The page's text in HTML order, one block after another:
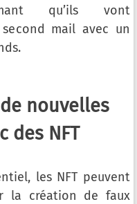
qu’ils vont
mail avec un
nouvelles
des NFT
les NFT peuvent
la création de faux